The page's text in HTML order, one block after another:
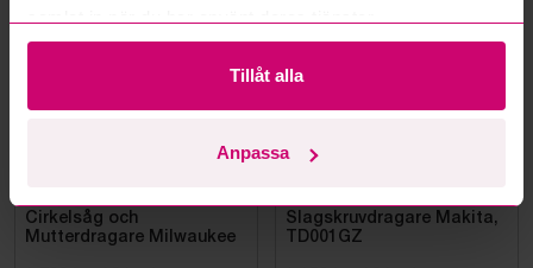
Tillåt alla
Anpassa
Cirkelsåg och
Mutterdragare Milwaukee
Slagskruvdragare Makita,
TD001GZ